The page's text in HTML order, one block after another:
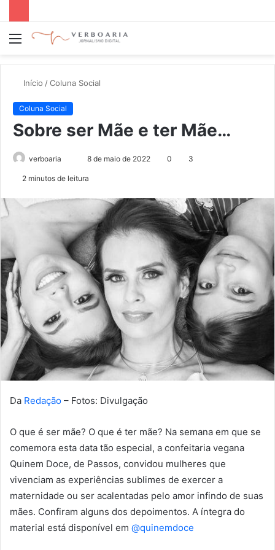
Menu
Início /Coluna Social
Coluna Social
Sobre ser Mãe e ter Mãe…
verboaria
d
u
e
-
a
8 de maio de 2022 0 3
2 minutos de leitura
Da Redação – Fotos: Divulgação
O que é ser mãe? O que é ter mãe? Na semana em que se
comemora esta data tão especial, a confeitaria vegana
Quinem Doce, de Passos, convidou mulheres que
vivenciam as experiências sublimes de exercer a
maternidade ou ser acalentadas pelo amor infindo de suas
mães. Confiram alguns dos depoimentos. A íntegra do
material está disponível em @quinemdoce